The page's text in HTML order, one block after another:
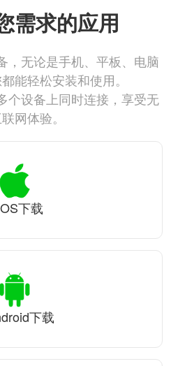
需求的应用
，无论是手机、平板、电脑
能轻松安装和使用。
个设备上同时连接，享受无
网体验。
下载
下载